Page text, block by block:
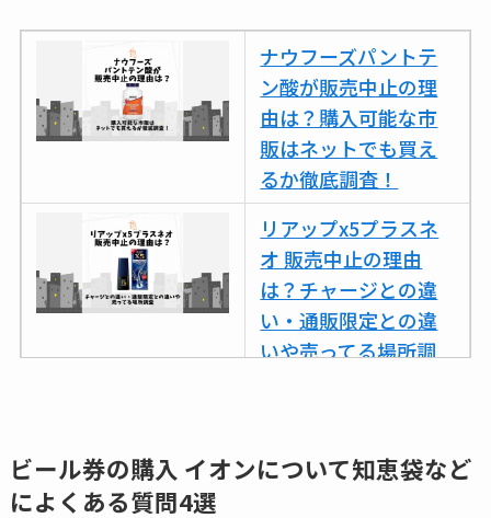
エッセンシャルフラ
ットが廃盤？なぜ？
売ってない？どこで
売ってるか・代替品
など解説
ビタクラフトのウル
トラが廃盤？なぜ？
復刻はある？ウルト
ラカパーは品切れ？
売ってる場所調査
は？代わりの代用品
ナウフーズパントテ
ン酸が販売中止の理
由は？購入可能な市
販はネットでも買え
るか徹底調査！
リアップx5プラスネ
オ 販売中止の理由
は？チャージとの違
い・通販限定との違
いや売ってる場所調
め替えはどこで売っ
ビール券の購入 イオンについて知恵袋など
によくある質問4選